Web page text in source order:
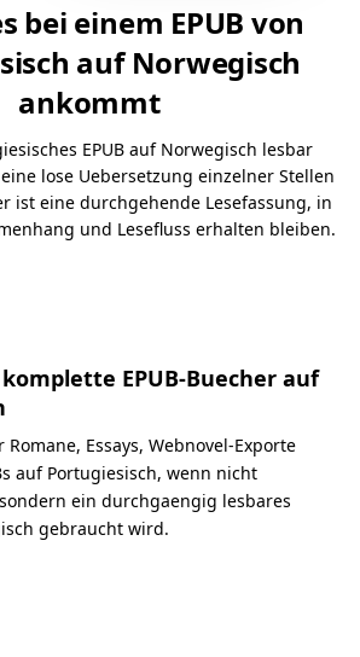
bei einem EPUB von
auf Norwegisch
ankommt
EPUB auf Norwegisch lesbar
lose Uebersetzung einzelner Stellen
ist eine durchgehende Lesefassung, in
und Lesefluss erhalten bleiben.
EPUB-Buecher auf
Essays, Webnovel-Exporte
auf Portugiesisch, wenn nicht
ein durchgaengig lesbares
gebraucht wird.